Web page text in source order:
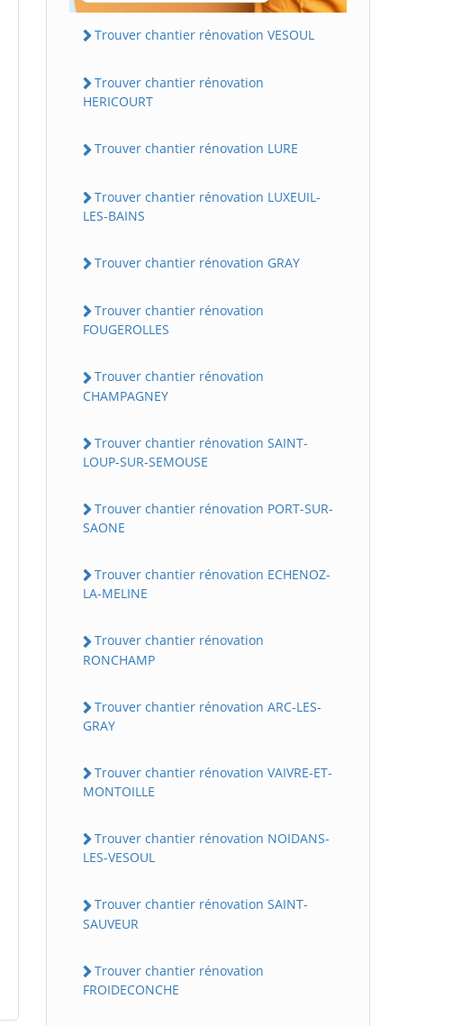
Trouver chantier rénovation VESOUL
Trouver chantier rénovation
HERICOURT
Trouver chantier rénovation LURE
Trouver chantier rénovation LUXEUIL-
LES-BAINS
Trouver chantier rénovation GRAY
Trouver chantier rénovation
FOUGEROLLES
Trouver chantier rénovation
CHAMPAGNEY
Trouver chantier rénovation SAINT-
LOUP-SUR-SEMOUSE
Trouver chantier rénovation PORT-SUR-
SAONE
Trouver chantier rénovation ECHENOZ-
LA-MELINE
Trouver chantier rénovation
RONCHAMP
Trouver chantier rénovation ARC-LES-
GRAY
Trouver chantier rénovation VAIVRE-ET-
MONTOILLE
Trouver chantier rénovation NOIDANS-
LES-VESOUL
Trouver chantier rénovation SAINT-
SAUVEUR
Trouver chantier rénovation
FROIDECONCHE